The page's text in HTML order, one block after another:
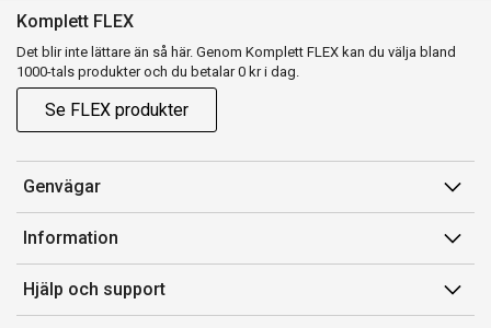
Komplett FLEX
Det blir inte lättare än så här. Genom Komplett FLEX kan du välja bland
1000-tals produkter och du betalar 0 kr i dag.
Se FLEX produkter
Genvägar
Konto
Orderhistorik
Presentkort
Information
Försäljningsvillkor
Medlemsvillkor for Komplett Club
Hjälp och support